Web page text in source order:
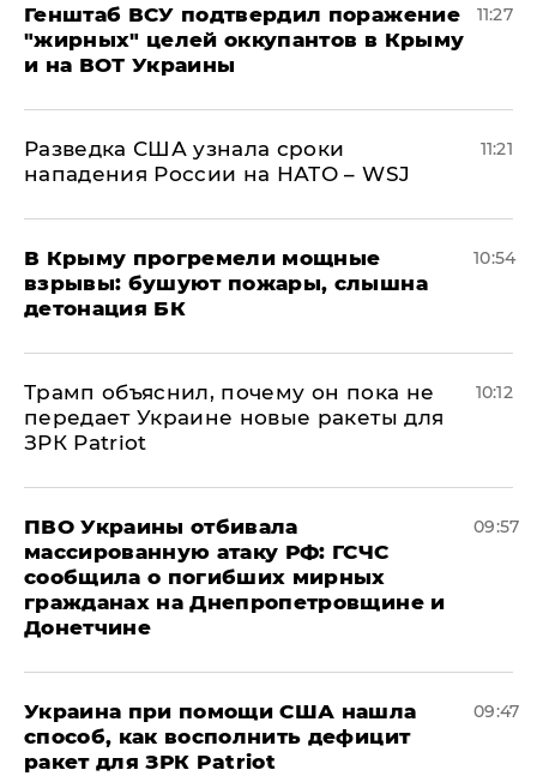
Генштаб ВСУ подтвердил поражение
"жирных" целей оккупантов в Крыму
и на ВОТ Украины
11:27
Разведка США узнала сроки
нападения России на НАТО – WSJ
11:21
В Крыму прогремели мощные
взрывы: бушуют пожары, слышна
детонация БК
10:54
Трамп объяснил, почему он пока не
передает Украине новые ракеты для
ЗРК Patriot
10:12
ПВО Украины отбивала
массированную атаку РФ: ГСЧС
сообщила о погибших мирных
гражданах на Днепропетровщине и
Донетчине
09:57
Украина при помощи США нашла
способ, как восполнить дефицит
ракет для ЗРК Patriot
09:47